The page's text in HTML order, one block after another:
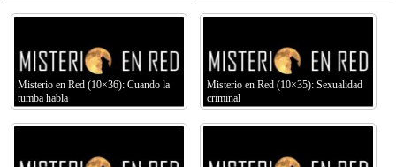
Misterio en Red (10×36): Cuando la
tumba habla
Misterio en Red (10×35): Sexualidad
criminal